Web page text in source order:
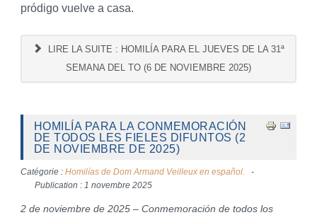
pródigo vuelve a casa.
LIRE LA SUITE : HOMILÍA PARA EL JUEVES DE LA 31ª
SEMANA DEL TO (6 DE NOVIEMBRE 2025)
HOMILÍA PARA LA CONMEMORACIÓN
DE TODOS LES FIELES DIFUNTOS (2
DE NOVIEMBRE DE 2025)
Catégorie : Homilías de Dom Armand Veilleux en español.
Publication : 1 novembre 2025
2 de noviembre de 2025 – Conmemoración de todos los